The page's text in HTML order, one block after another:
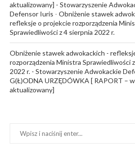
aktualizowany] - Stowarzyszenie
Defensor Iuris - Obniżenie stawek
refleksje o projekcie rozporządzenia
Sprawiedliwości z 4 sierpnia 2022 r.
Obniżenie stawek adwokackich -
rozporządzenia Ministra Sprawiedliwości
2022 r. - Stowarzyszenie Adwokackie
G(Ł)ODNA URZĘDÓWKA [ RAPORT –
aktualizowany]